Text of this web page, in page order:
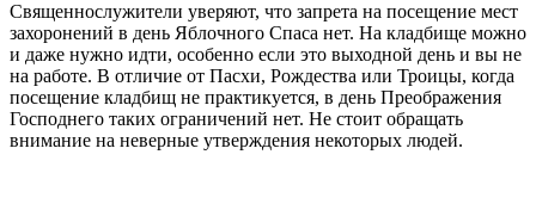
Священнослужители уверяют, что запрета на посещение мест
захоронений в день Яблочного Спаса нет. На кладбище можно
и даже нужно идти, особенно если это выходной день и вы не
на работе. В отличие от Пасхи, Рождества или Троицы, когда
посещение кладбищ не практикуется, в день Преображения
Господнего таких ограничений нет. Не стоит обращать
внимание на неверные утверждения некоторых людей.